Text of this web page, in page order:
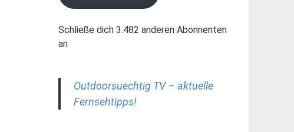
Schließe dich 3.482 anderen Abonnenten
an
Outdoorsuechtig TV – aktuelle
Fernsehtipps!